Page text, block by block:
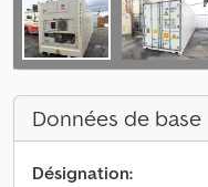
Données de base
Désignation: